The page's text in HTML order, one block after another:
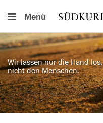
Menü
Wir lassen nur die Hand los,
nicht den Menschen.